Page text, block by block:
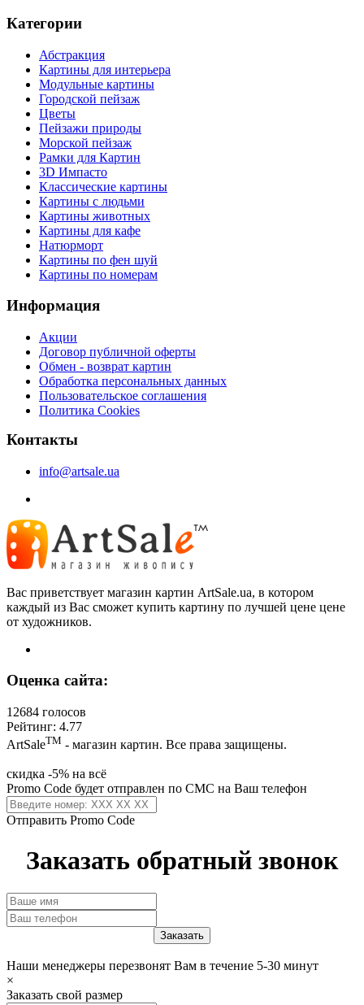
Категории
Абстракция
Картины для интерьера
Модульные картины
Городской пейзаж
Цветы
Пейзажи природы
Морской пейзаж
Рамки для Картин
3D Импасто
Классические картины
Картины с людьми
Картины животных
Картины для кафе
Натюрморт
Картины по фен шуй
Картины по номерам
Информация
Акции
Договор публичной оферты
Обмен - возврат картин
Обработка персональных данных
Пользовательское соглашения
Политика Cookies
Контакты
info@artsale.ua
Вас приветствует магазин картин ArtSale.ua, в котором
каждый из Вас сможет купить картину по лучшей цене цене
от художников.
Оценка сайта:
12684 голосов
Рейтинг: 4.77
ArtSaleТМ - магазин картин. Все права защищены.
скидка -5% на всё
Promo Code будет отправлен по СМС на Ваш телефон
Отправить Promo Code
Заказать обратный звонок
Наши менеджеры перезвонят Вам в течение 5-30 минут
×
Заказать свой размер